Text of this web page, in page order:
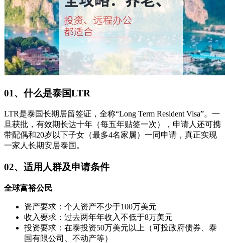
01、什么是泰国LTR
LTR是泰国长期居留签证，全称“Long Term Resident Visa”。一
旦获批，有效期长达十年（每五年贴签一次），申请人还可携
带配偶和20岁以下子女（最多4名家属）一同申请，真正实现
一家人长期安居泰国。
02、适用人群及申请条件
全球富裕公民
资产要求：个人资产不少于100万美元
收入要求：过去两年年收入不低于8万美元
投资要求：在泰投资50万美元以上（可投政府债券、泰
国有限公司、不动产等）